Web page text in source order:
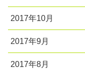
2017年10月
2017年9月
2017年8月